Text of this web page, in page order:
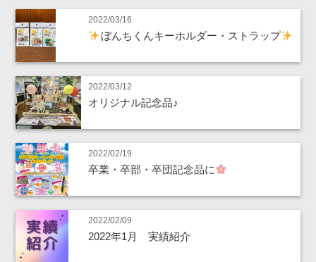
2022/03/16
ぼんちくんキーホルダー・ストラップ
2022/03/12
オリジナル記念品♪
2022/02/19
卒業・卒部・卒団記念品に
2022/02/09
2022年1月 実績紹介